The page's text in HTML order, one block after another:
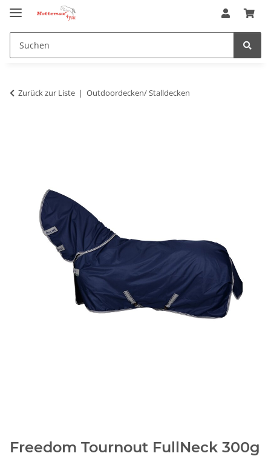
Zurück zur Liste Outdoordecken/ Stalldecken
Freedom Tournout FullNeck 300g